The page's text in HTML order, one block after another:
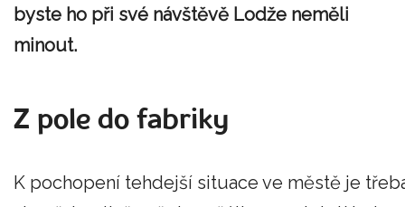
byste ho při své návštěvě Lodže neměli
minout.
Z pole do fabriky
K pochopení tehdejší situace ve městě je